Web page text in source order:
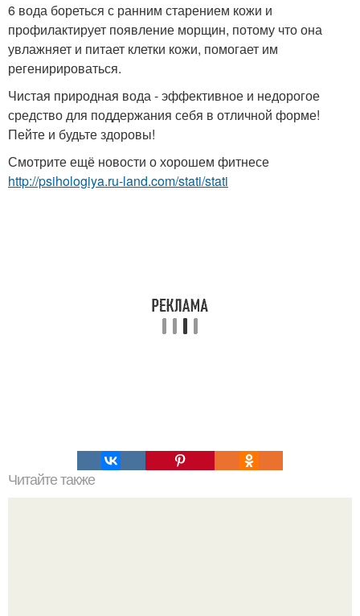
6 вода бореться с ранним старением кожи и
профилактирует появление морщин, потому что она
увлажняет и питает клетки кожи, помогает им
регенирироваться.
Чистая природная вода - эффективное и недорогое
средство для поддержания себя в отличной форме!
Пейте и будьте здоровы!
Смотрите ещё новости о хорошем фитнесе
http://psihologiya.ru-land.com/stati/stati
Читайте также